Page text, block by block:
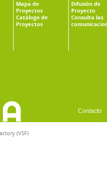
Mapa de
Proyectos
Catálogo de
Proyectos
Difusión de
Proyecto
Consulta las
Contacto
(VSF)